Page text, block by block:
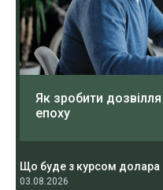
Як зробити
епоху
Що буде з курсом долара
03.08.2026